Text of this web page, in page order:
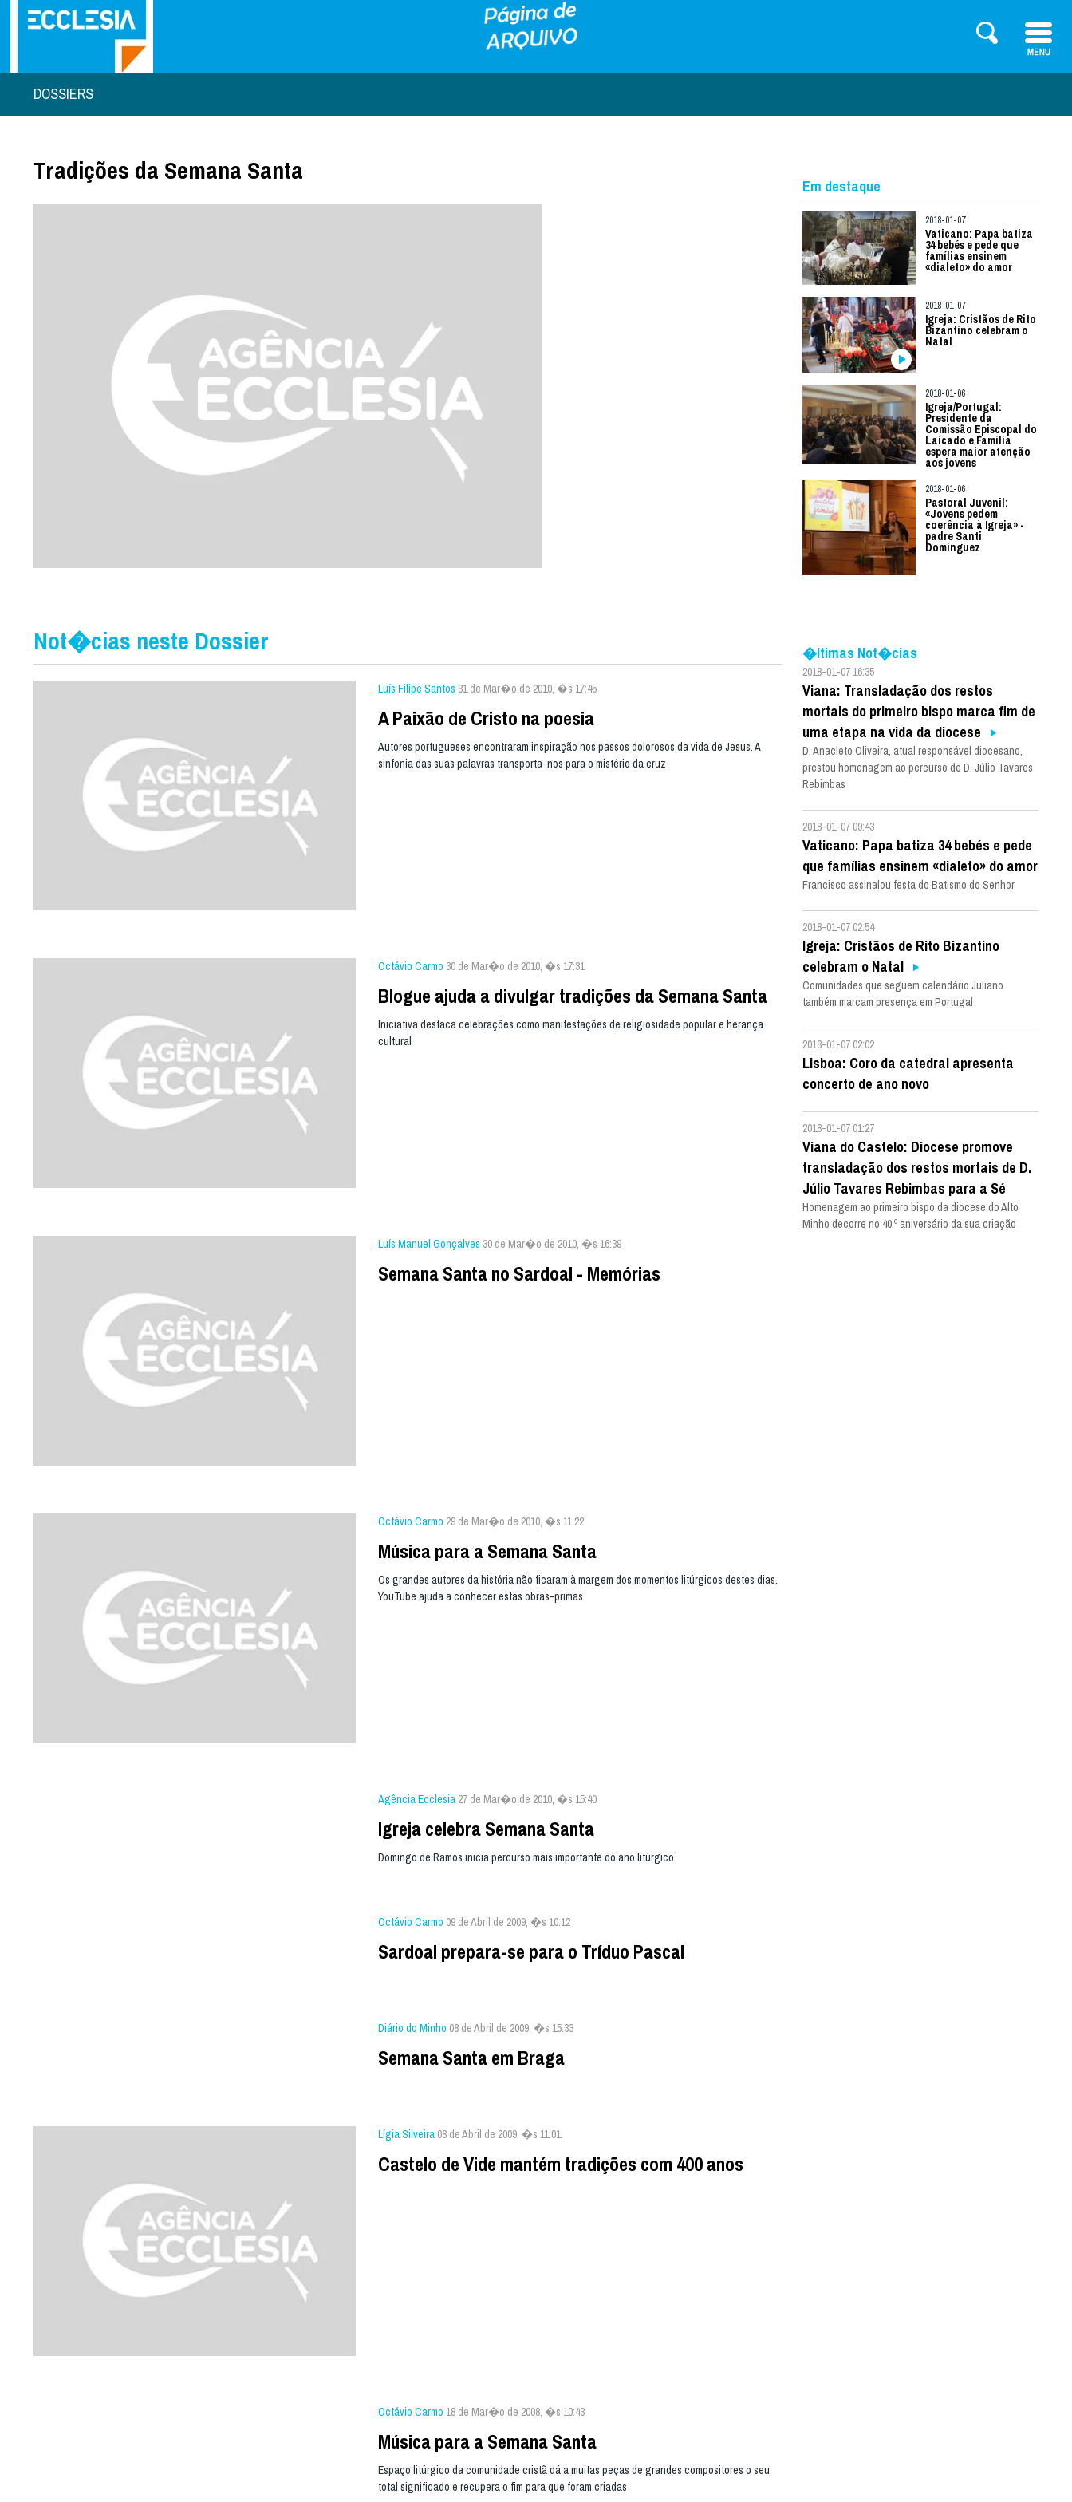
DOSSIERS
Tradições da Semana Santa
Em destaque
2018-01-07
Vaticano: Papa batiza
34 bebés e pede que
famílias ensinem
«dialeto» do amor
2018-01-07
Igreja: Cristãos de Rito
Bizantino celebram o
Natal
2018-01-06
Igreja/Portugal:
Presidente da
Comissão Episcopal do
Laicado e Família
espera maior atenção
aos jovens
2018-01-06
Pastoral Juvenil:
«Jovens pedem
coerência à Igreja» -
padre Santi
Dominguez
Not�cias neste Dossier
Luís Filipe Santos 31 de Mar�o de 2010, �s 17:45
A Paixão de Cristo na poesia
Autores portugueses encontraram inspiração nos passos dolorosos da vida de Jesus. A
sinfonia das suas palavras transporta-nos para o mistério da cruz
Octávio Carmo 30 de Mar�o de 2010, �s 17:31
Blogue ajuda a divulgar tradições da Semana Santa
Iniciativa destaca celebrações como manifestações de religiosidade popular e herança
cultural
Luís Manuel Gonçalves 30 de Mar�o de 2010, �s 16:39
Semana Santa no Sardoal - Memórias
Octávio Carmo 29 de Mar�o de 2010, �s 11:22
Música para a Semana Santa
Os grandes autores da história não ficaram à margem dos momentos litúrgicos destes dias.
YouTube ajuda a conhecer estas obras-primas
Agência Ecclesia 27 de Mar�o de 2010, �s 15:40
Igreja celebra Semana Santa
Domingo de Ramos inicia percurso mais importante do ano litúrgico
Octávio Carmo 09 de Abril de 2009, �s 10:12
Sardoal prepara-se para o Tríduo Pascal
Diário do Minho 08 de Abril de 2009, �s 15:33
Semana Santa em Braga
Lígia Silveira 08 de Abril de 2009, �s 11:01
Castelo de Vide mantém tradições com 400 anos
Octávio Carmo 18 de Mar�o de 2008, �s 10:43
Música para a Semana Santa
Espaço litúrgico da comunidade cristã dá a muitas peças de grandes compositores o seu
total significado e recupera o fim para que foram criadas
�ltimas Not�cias
2018-01-07 16:35
Viana: Transladação dos restos
mortais do primeiro bispo marca fim de
uma etapa na vida da diocese
D. Anacleto Oliveira, atual responsável diocesano,
prestou homenagem ao percurso de D. Júlio Tavares
Rebimbas
2018-01-07 09:43
Vaticano: Papa batiza 34 bebés e pede
que famílias ensinem «dialeto» do amor
Francisco assinalou festa do Batismo do Senhor
2018-01-07 02:54
Igreja: Cristãos de Rito Bizantino
celebram o Natal
Comunidades que seguem calendário Juliano
também marcam presença em Portugal
2018-01-07 02:02
Lisboa: Coro da catedral apresenta
concerto de ano novo
2018-01-07 01:27
Viana do Castelo: Diocese promove
transladação dos restos mortais de D.
Júlio Tavares Rebimbas para a Sé
Homenagem ao primeiro bispo da diocese do Alto
Minho decorre no 40.º aniversário da sua criação